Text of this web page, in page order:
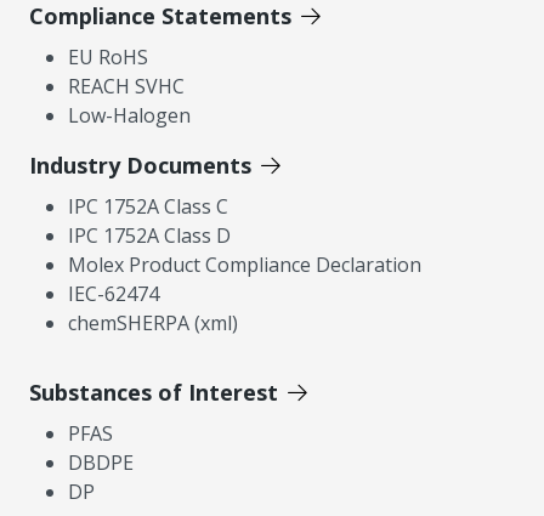
Compliance Statements
EU RoHS
REACH SVHC
Low-Halogen
Industry Documents
IPC 1752A Class C
IPC 1752A Class D
Molex Product Compliance Declaration
IEC-62474
chemSHERPA (xml)
Substances of Interest
PFAS
DBDPE
DP